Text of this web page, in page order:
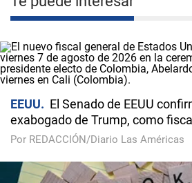
EEUU
El Senado de EEUU
exabogado de Trump, como
Por REDACCIÓN/Diario Las Américas